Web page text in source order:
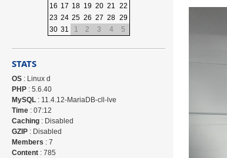
16 17 18 19 20 21 22
23 24 25 26 27 28 29
30 31 1 2 3 4 5
STATS
OS : Linux d
PHP : 5.6.40
MySQL : 11.4.12-MariaDB-cll-lve
Time : 07:12
Caching : Disabled
GZIP : Disabled
Members : 7
Content : 785